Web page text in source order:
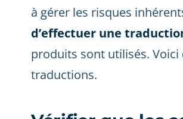
à gérer les risques
d’effectuer une
produits sont utilisés.
traductions.